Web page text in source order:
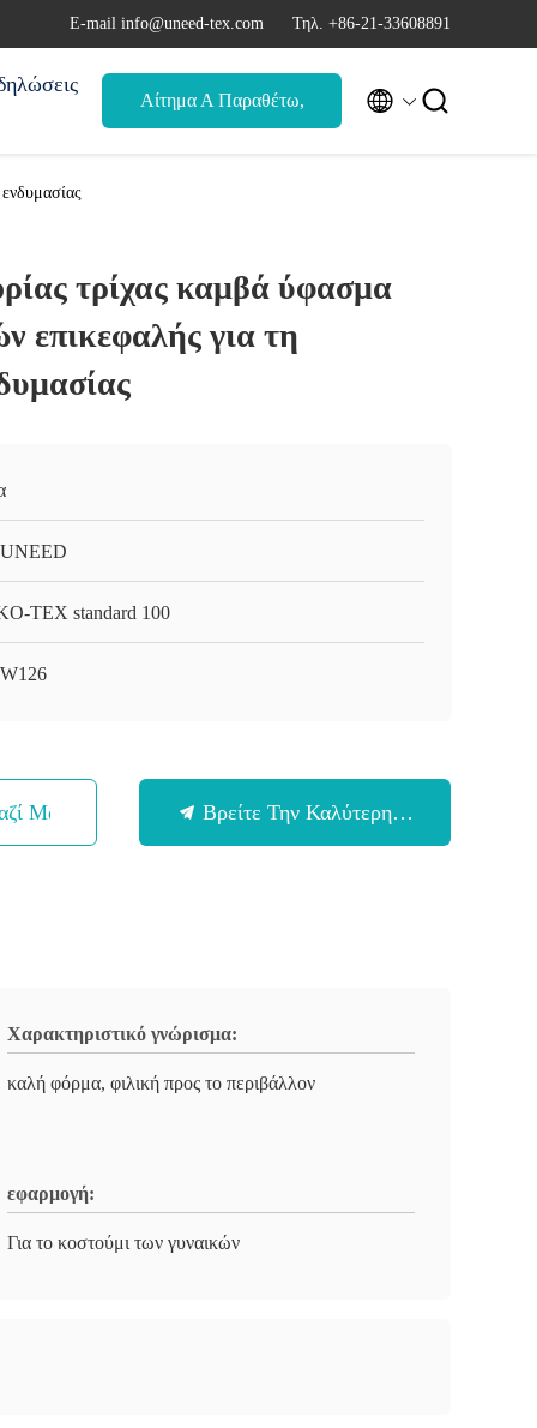
Ε-mail info@uneed-tex.com Τηλ. +86-21-33608891
Αίτημα Α Παραθέτω,  
τρίχας καμβά ύφασμα
επικεφαλής για τη
TEX standard 100
Μας Βρείτε Την Καλύτερη Τιμή
Χαρακτηριστικό γνώρισμα:
καλή φόρμα, φιλική προς το περιβάλλον
εφαρμογή:
Για το κοστούμι των γυναικών